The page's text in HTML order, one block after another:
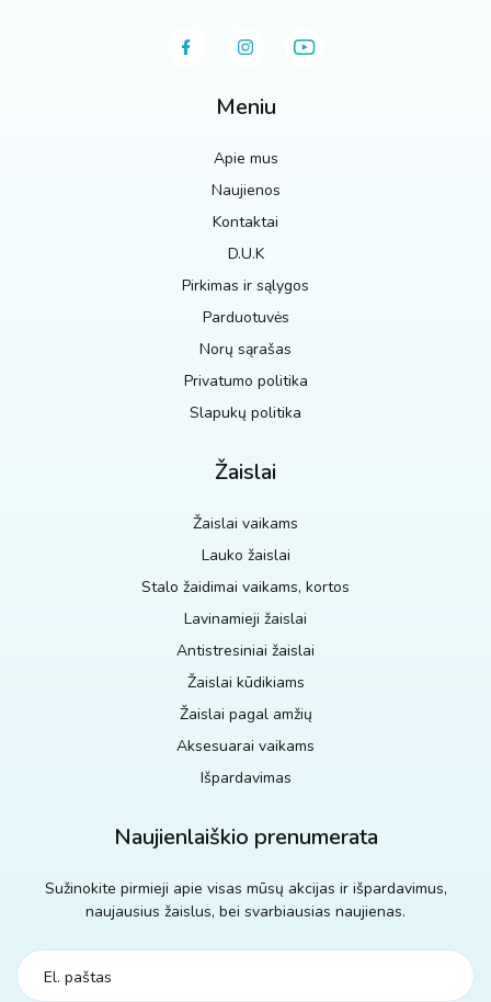
Meniu
Apie mus
Naujienos
Kontaktai
D.U.K
Pirkimas ir sąlygos
Parduotuvės
Norų sąrašas
Privatumo politika
Slapukų politika
Žaislai
Žaislai vaikams
Lauko žaislai
Stalo žaidimai vaikams, kortos
Lavinamieji žaislai
Antistresiniai žaislai
Žaislai kūdikiams
Žaislai pagal amžių
Aksesuarai vaikams
Išpardavimas
Naujienlaiškio prenumerata
Sužinokite pirmieji apie visas mūsų akcijas ir išpardavimus,
naujausius žaislus, bei svarbiausias naujienas.